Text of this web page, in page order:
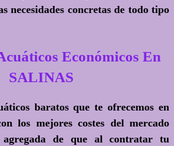
necesidades concretas de todo tipo
Económicos En
SALINAS
baratos que te ofrecemos en
los mejores costes del mercado
de que al contratar tu